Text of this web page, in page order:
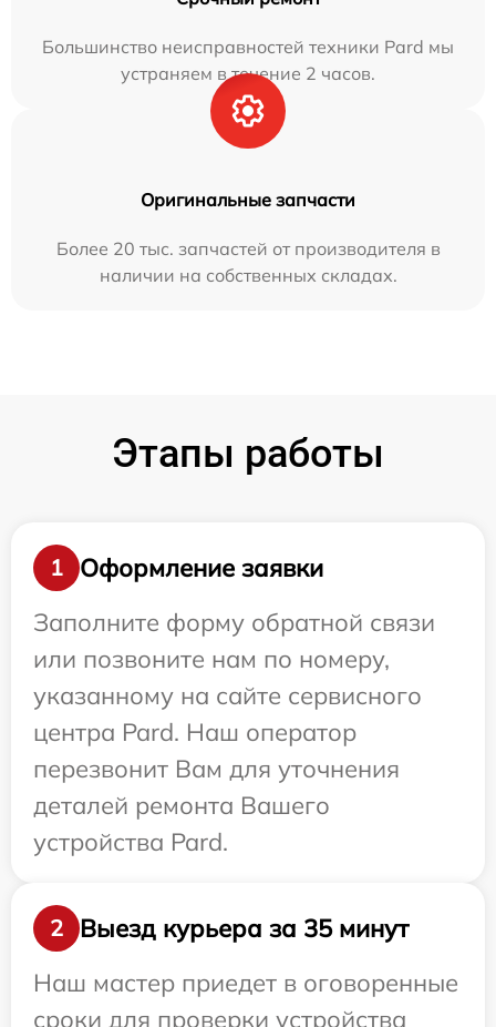
Большинство неисправностей техники Pard мы
устраняем в течение 2 часов.
Оригинальные запчасти
Более 20 тыс. запчастей от производителя в
наличии на собственных складах.
Этапы работы
1
Оформление заявки
Заполните форму обратной связи
или позвоните нам по номеру,
указанному на сайте сервисного
центра Pard. Наш оператор
перезвонит Вам для уточнения
деталей ремонта Вашего
устройства Pard.
2
Выезд курьера за 35 минут
Наш мастер приедет в оговоренные
сроки для проверки устройства